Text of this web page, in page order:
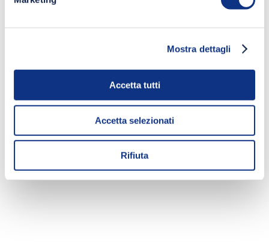
Mostra dettagli
Accetta tutti
Accetta selezionati
Rifiuta